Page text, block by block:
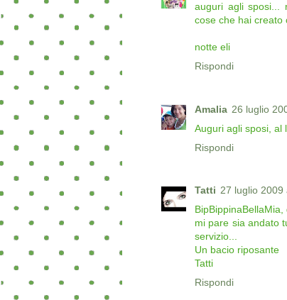
auguri agli sposi...
cose che hai creato
notte eli
Rispondi
Amalia 26 luglio
Auguri agli sposi, al
Rispondi
Tatti 27 luglio 2009
mi pare sia andato
servizio...
Un bacio riposante
Tatti
Rispondi